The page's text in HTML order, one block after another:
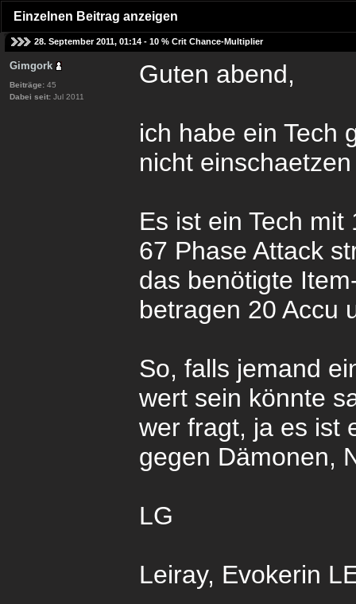
Einzelnen Beitrag anzeigen
28. September 2011, 01:14 - 10 % Crit Chance-Multiplier
Gimgork
Beiträge: 45
Dabei seit: Jul 2011
Guten abend,
ich habe ein Tech
nicht
Es ist ein Tech
67 Phase Attack
das benötigte
betragen 20 Accu
So, falls jemand
wert sein könnte
wer fragt, ja es ist
gegen Dämonen,
LG
Leiray, Evokerin